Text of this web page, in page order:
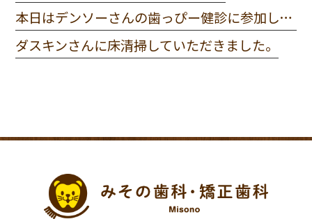
本日はデンソーさんの歯っぴー健診に参加してきました。
ダスキンさんに床清掃していただきました。